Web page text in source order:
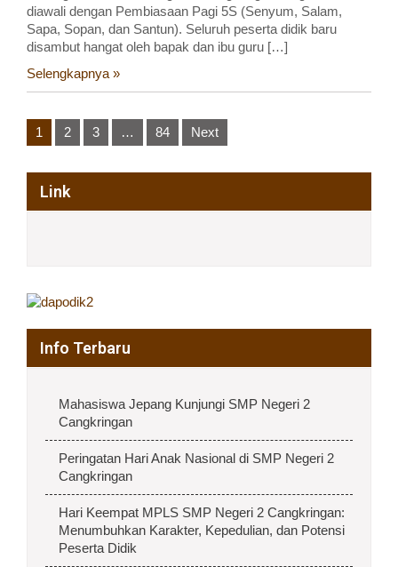
diawali dengan Pembiasaan Pagi 5S (Senyum, Salam,
Sapa, Sopan, dan Santun). Seluruh peserta didik baru
disambut hangat oleh bapak dan ibu guru […]
Selengkapnya »
Posts
pagination
1 2 3 … 84 Next
Link
Info Terbaru
Mahasiswa Jepang Kunjungi SMP Negeri 2
Cangkringan
Peringatan Hari Anak Nasional di SMP Negeri 2
Cangkringan
Hari Keempat MPLS SMP Negeri 2 Cangkringan:
Menumbuhkan Karakter, Kepedulian, dan Potensi
Peserta Didik